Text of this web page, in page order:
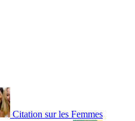
Citation sur les Femmes